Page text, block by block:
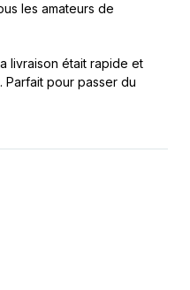
les amateurs de
livraison était rapide et
Parfait pour passer du